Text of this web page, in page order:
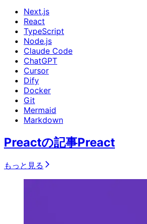
Next.js
React
TypeScript
Node.js
Claude Code
ChatGPT
Cursor
Dify
Docker
Git
Mermaid
Markdown
Preactの記事Preact
もっと見る